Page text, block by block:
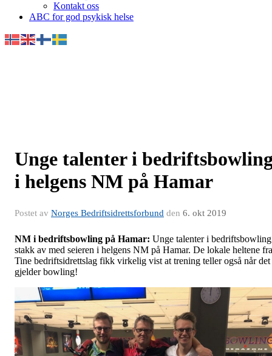
Kontakt oss
ABC for god psykisk helse
Unge talenter i
i helgens NM på Hamar
Postet av Norges Bedriftsidrettsforbund den 6. okt 2019
NM i bedriftsbowling på Hamar: Unge talenter i bedriftsbowling
stakk av med seieren i helgens NM på Hamar. De lokale heltene fra
Tine bedriftsidrettslag fikk virkelig vist at trening teller også når det
gjelder bowling!